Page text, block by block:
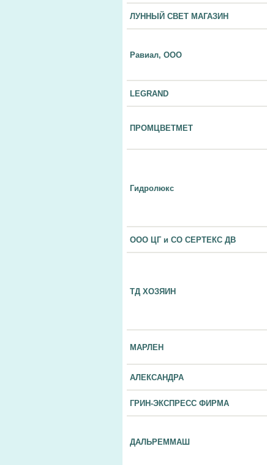
ЛУННЫЙ СВЕТ МАГАЗИН
Равиал, ООО
LEGRAND
ПРОМЦВЕТМЕТ
Гидролюкс
ООО ЦГ и СО СЕРТЕКС ДВ
ТД ХОЗЯИН
МАРЛЕН
АЛЕКСАНДРА
ГРИН-ЭКСПРЕСС ФИРМА
ДАЛЬРЕММАШ